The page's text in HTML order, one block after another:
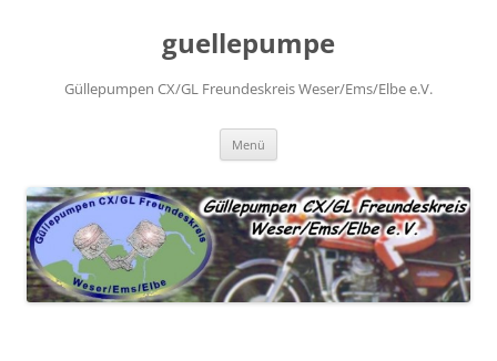
guellepumpe
Güllepumpen CX/GL Freundeskreis Weser/Ems/Elbe e.V.
Menü